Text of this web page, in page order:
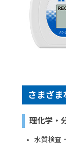
さまざ
理化学・
水質検査